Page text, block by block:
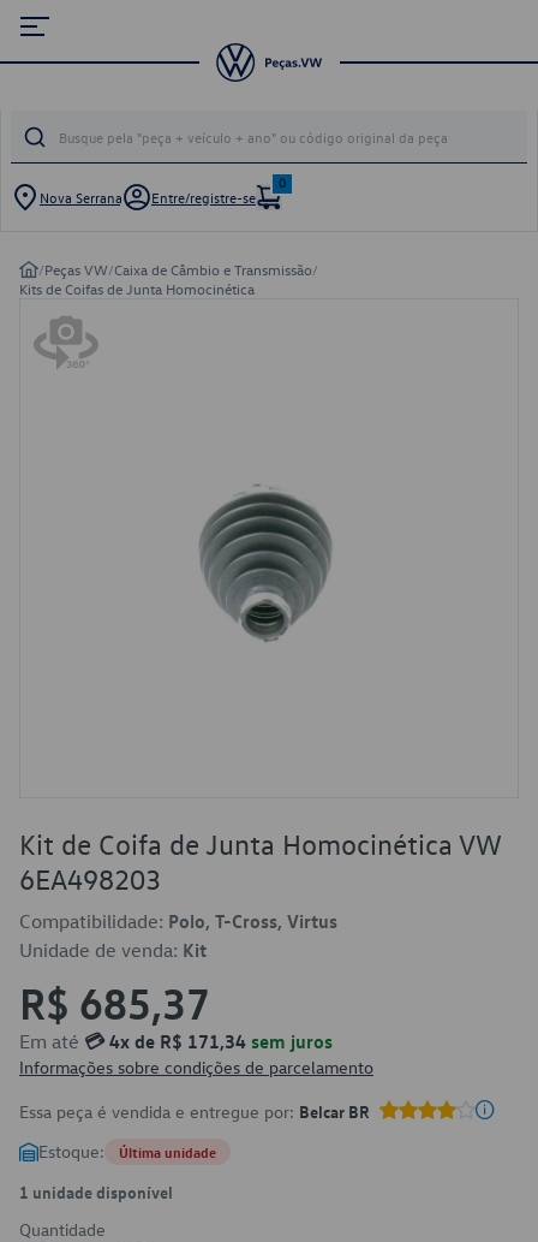
Nova Serrana Entre/registre-se
0
/Peças VW/Caixa de Câmbio e Transmissão/
Kits de Coifas de Junta Homocinética
Kit de Coifa de Junta Homocinética VW
6EA498203
Compatibilidade: Polo, T-Cross, Virtus
Unidade de venda: Kit
R$ 685,37
Em até 💳 4x de R$ 171,34 sem juros
Informações sobre condições de parcelamento
Essa peça é vendida e entregue por: Belcar BR
Estoque: Última unidade
1 unidade disponível
Quantidade